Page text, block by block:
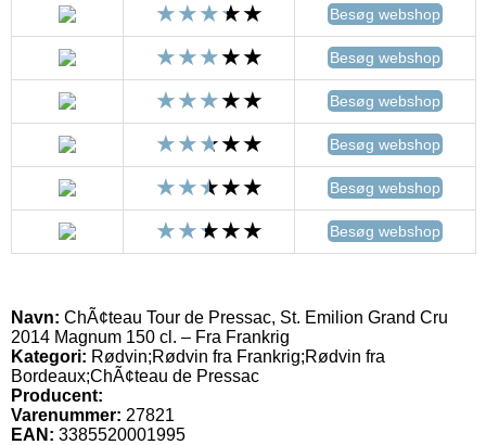
Besøg webshop
Besøg webshop
Besøg webshop
Besøg webshop
Besøg webshop
Besøg webshop
Navn: ChÃ¢teau Tour de Pressac, St. Emilion Grand Cru
2014 Magnum 150 cl. – Fra Frankrig
Kategori: Rødvin;Rødvin fra Frankrig;Rødvin fra
Bordeaux;ChÃ¢teau de Pressac
Producent:
Varenummer: 27821
EAN: 3385520001995